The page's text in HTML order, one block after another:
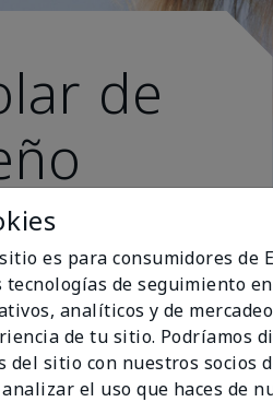
de
esti
es para consumidores de
tecnologías de seguimiento
analíticos y de
de tu sitio. Podríamos
del sitio con nuestros socios
el uso que haces de